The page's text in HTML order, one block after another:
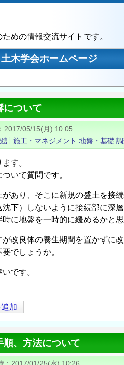
めの情報交流サイトです。
土木学会ホームページ
について
2017/05/15(月) 10:05
計 施工・マネジメント 地盤・基礎
す。
いて質問です。
あり、そこに新規の盛土を接続
下）しないように接続部に深
に地盤を一時的に緩めるかと
改良体の養生期間を置かずに
でしょうか。
です。
加
、方法について